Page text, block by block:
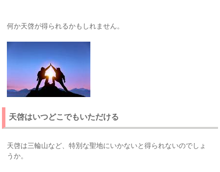
何か天啓が得られるかもしれません。
天啓はいつどこでもいただける
天啓は三輪山など、特別な聖地にいかないと得られないのでしょ
うか。